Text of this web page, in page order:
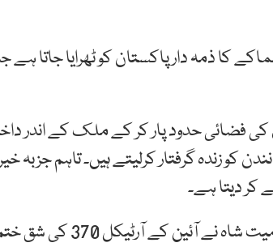
کا ذمہ دار پاکستان کو ٹھرایا جاتا
پاکستان کی فضائی حدود پار کر کے ملک کے
کو زندہ گرفتار کرلیتے ہیں۔ تاہم جزبہ
کر دیتا ہے۔
5اگست 2019:بھارت کے وزیر